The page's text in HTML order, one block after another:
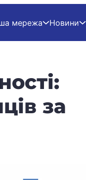
мережа Новини
за